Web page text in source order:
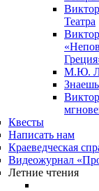
Театра
М.Ю.
Квесты
Написать нам
Краеведческая
Видеожурнал
Летние чтения